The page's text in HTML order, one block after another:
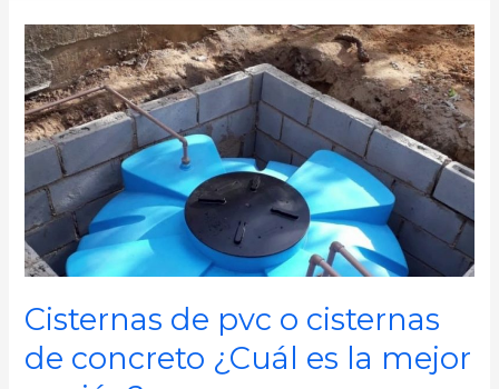
Cisternas de pvc o cisternas
de concreto ¿Cuál es la mejor
Cisternas
de
pvc
o
cisternas
de
concreto
¿Cuál
es
la
opción?